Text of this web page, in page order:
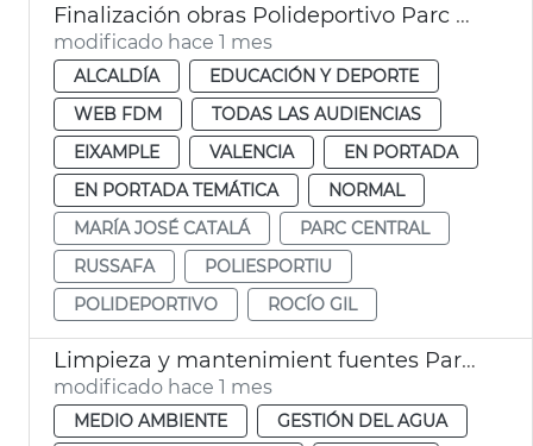
Finalización obras Polideportivo Parc Central València
modificado hace 1 mes
ALCALDÍA
EDUCACIÓN Y DEPORTE
WEB FDM
TODAS LAS AUDIENCIAS
EIXAMPLE
VALENCIA
EN PORTADA
EN PORTADA TEMÁTICA
NORMAL
MARÍA JOSÉ CATALÁ
PARC CENTRAL
RUSSAFA
POLIESPORTIU
POLIDEPORTIVO
ROCÍO GIL
Limpieza y mantenimient fuentes Parc Central València
modificado hace 1 mes
MEDIO AMBIENTE
GESTIÓN DEL AGUA